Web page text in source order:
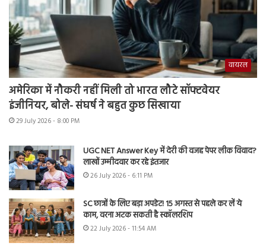
वायरल
अमेरिका में नौकरी नहीं मिली तो भारत लौटे सॉफ्टवेयर
इंजीनियर, बोले- संघर्ष ने बहुत कुछ सिखाया
29 July 2026 - 8:00 PM
UGC NET Answer Key में देरी की वजह पेपर लीक विवाद?
लाखों उम्मीदवार कर रहे इंतजार
26 July 2026 - 6:11 PM
SC छात्रों के लिए बड़ा अपडेट! 15 अगस्त से पहले कर लें ये
काम, वरना अटक सकती है स्कॉलरशिप
22 July 2026 - 11:54 AM